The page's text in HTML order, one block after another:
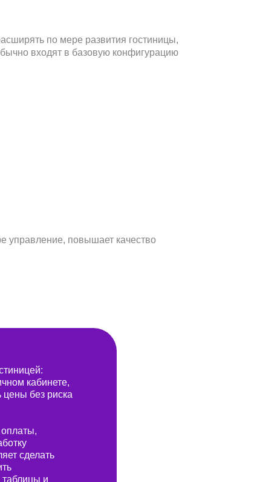
качество
кабинете,
цены без риска
сделать
и
персоналом
полный HR-
подбор,